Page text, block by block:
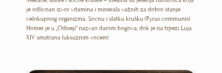
je odličnan izvor vitamina i minerala važnih za dobro stanje
celokupnog organizma. Sočnu i slatku krušku (Pyrus communis)
Homer je u „Odiseji” nazvao darom bogova, dok je na trpezi Luja
XIV smatrana luksuznim voćem!